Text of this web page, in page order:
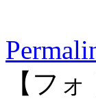
【フ